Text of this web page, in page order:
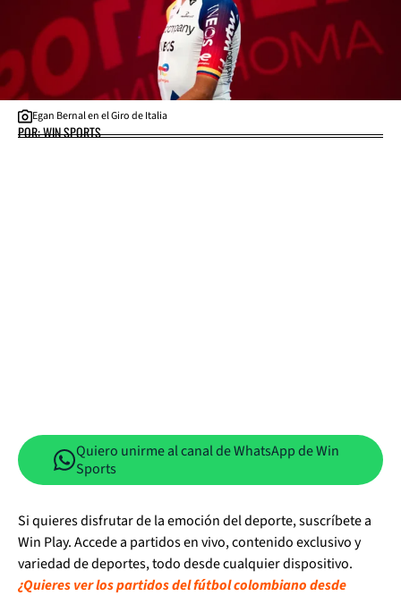
Egan Bernal en el Giro de Italia
POR: WIN SPORTS
Quiero unirme al canal de WhatsApp de Win
Sports
Si quieres disfrutar de la emoción del deporte, suscríbete a
Win Play. Accede a partidos en vivo, contenido exclusivo y
variedad de deportes, todo desde cualquier dispositivo.
¿Quieres ver los partidos del fútbol colombiano desde